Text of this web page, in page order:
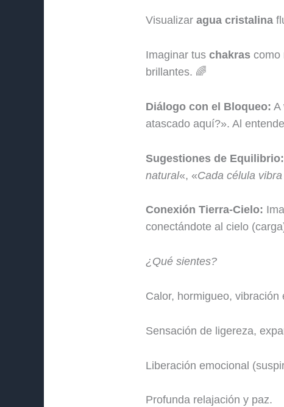
Visualizar agua cristalina
Imaginar tus chakrascomo
brillantes. 🌈
Diálogo con el Bloqueo: A
atascado aquí?». Al
Sugestiones de Equilibrio:
natural«, «Cada célula
Conexión Tierra-Cielo:
conectándote al cielo
¿Qué sientes?
Calor, hormigueo,
Sensación de ligereza,
Liberación emocional
Profunda relajación y paz.